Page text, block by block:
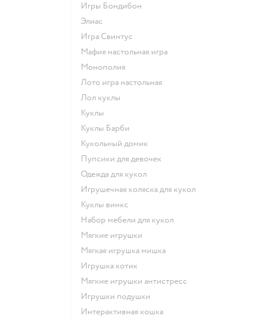
Игры Бондибон
Элиас
Игра Свинтус
Мафия настольная игра
Монополия
Лото игра настольная
Лол куклы
Куклы
Куклы Барби
Кукольный домик
Пупсики для девочек
Одежда для кукол
Игрушечная коляска для кукол
Куклы винкс
Набор мебели для кукол
Мягкие игрушки
Мягкая игрушка мишка
Игрушка котик
Мягкие игрушки антистресс
Игрушки подушки
Интерактивная кошка